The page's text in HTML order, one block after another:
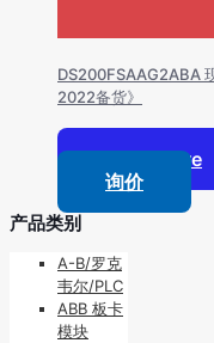
DS200FSAAG2ABA
2022备货》
Read more
询价
产品类别
A-B/罗克
韦尔/PLC
ABB 板卡
模块